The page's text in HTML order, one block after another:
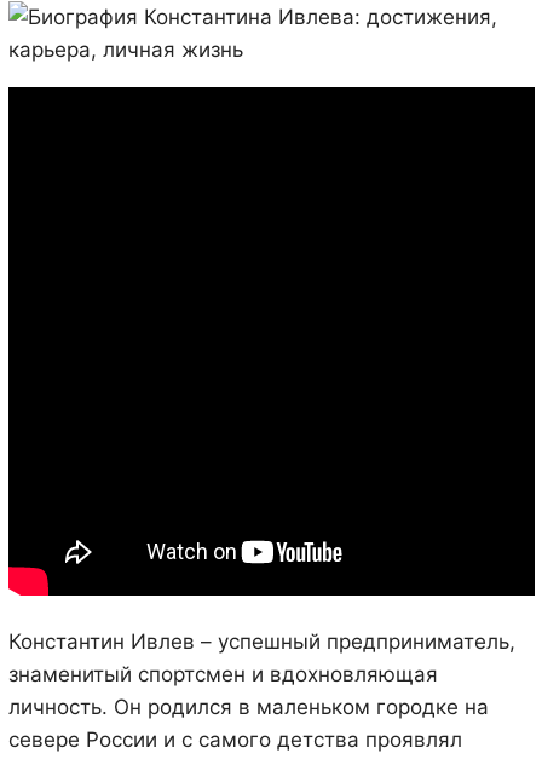
Константин Ивлев – успешный предприниматель,
знаменитый спортсмен и вдохновляющая
личность. Он родился в маленьком городке на
севере России и с самого детства проявлял